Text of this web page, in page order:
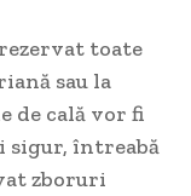
toate
sau la
de cală vor fi
sigur, întreabă
zboruri